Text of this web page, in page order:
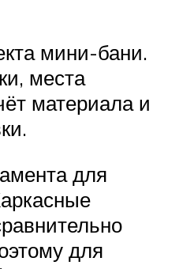
мини-бани.
места
материала и
для
для